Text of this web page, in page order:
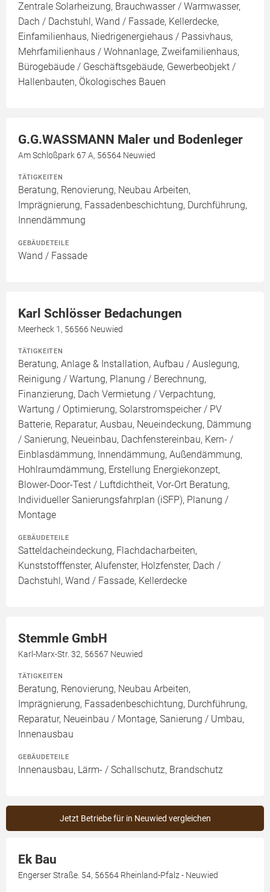
Zentrale Solarheizung, Brauchwasser / Warmwasser,
Dach / Dachstuhl, Wand / Fassade, Kellerdecke,
Einfamilienhaus, Niedrigenergiehaus / Passivhaus,
Mehrfamilienhaus / Wohnanlage, Zweifamilienhaus,
Bürogebäude / Geschäftsgebäude, Gewerbeobjekt /
Hallenbauten, Ökologisches Bauen
G.G.WASSMANN Maler und Bodenleger
Am Schloßpark 67 A, 56564 Neuwied
TÄTIGKEITEN
Beratung, Renovierung, Neubau Arbeiten,
Imprägnierung, Fassadenbeschichtung, Durchführung,
Innendämmung
GEBÄUDETEILE
Wand / Fassade
Karl Schlösser Bedachungen
Meerheck 1, 56566 Neuwied
TÄTIGKEITEN
Beratung, Anlage & Installation, Aufbau / Auslegung,
Reinigung / Wartung, Planung / Berechnung,
Finanzierung, Dach Vermietung / Verpachtung,
Wartung / Optimierung, Solarstromspeicher / PV
Batterie, Reparatur, Ausbau, Neueindeckung, Dämmung
/ Sanierung, Neueinbau, Dachfenstereinbau, Kern- /
Einblasdämmung, Innendämmung, Außendämmung,
Hohlraumdämmung, Erstellung Energiekonzept,
Blower-Door-Test / Luftdichtheit, Vor-Ort Beratung,
Individueller Sanierungsfahrplan (iSFP), Planung /
Montage
GEBÄUDETEILE
Satteldacheindeckung, Flachdacharbeiten,
Kunststofffenster, Alufenster, Holzfenster, Dach /
Dachstuhl, Wand / Fassade, Kellerdecke
Stemmle GmbH
Karl-Marx-Str. 32, 56567 Neuwied
TÄTIGKEITEN
Beratung, Renovierung, Neubau Arbeiten,
Imprägnierung, Fassadenbeschichtung, Durchführung,
Reparatur, Neueinbau / Montage, Sanierung / Umbau,
Innenausbau
GEBÄUDETEILE
Innenausbau, Lärm- / Schallschutz, Brandschutz
Jetzt Betriebe für in Neuwied vergleichen
Ek Bau
Engerser Straße. 54, 56564 Rheinland-Pfalz - Neuwied